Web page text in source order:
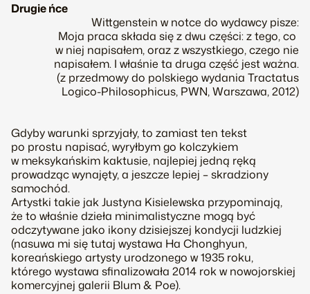
Drugie ńce
Wittgenstein w notce do wydawcy pisze:
Moja praca składa się z dwu części: z tego, co
w niej napisałem, oraz z wszystkiego, czego nie
napisałem. I właśnie ta druga część jest ważna.
(z przedmowy do polskiego wydania Tractatus
Logico-Philosophicus, PWN, Warszawa, 2012)
Gdyby warunki sprzyjały, to zamiast ten tekst
po prostu napisać, wyryłbym go kolczykiem
w meksykańskim kaktusie, najlepiej jedną ręką
prowadząc wynajęty, a jeszcze lepiej – skradziony
samochód.
Artystki takie jak Justyna Kisielewska przypominają,
że to właśnie dzieła minimalistyczne mogą być
odczytywane jako ikony dzisiejszej kondycji ludzkiej
(nasuwa mi się tutaj wystawa Ha Chonghyun,
koreańskiego artysty urodzonego w 1935 roku,
którego wystawa sfinalizowała 2014 rok w nowojorskiej
komercyjnej galerii Blum & Poe).